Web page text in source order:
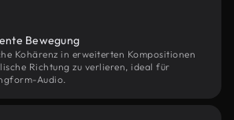
Bewegung
Kohärenz in erweiterten Kompositionen
Richtung zu verlieren, ideal für
Audio.